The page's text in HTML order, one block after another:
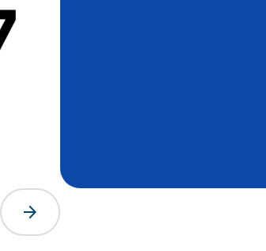
arrow_forward